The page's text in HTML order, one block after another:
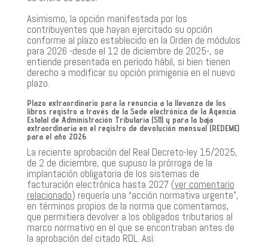
Asimismo, la opción manifestada por los
contribuyentes que hayan ejercitado su opción
conforme al plazo establecido en la Orden de módulos
para 2026 -desde el 12 de diciembre de 2025-, se
entiende presentada en período hábil, si bien tienen
derecho a modificar su opción primigenia en el nuevo
plazo.
Plazo extraordinario para la renuncia a la llevanza de los
libros registro a través de la Sede electrónica de la Agencia
Estatal de Administración Tributaria (SII) y para la baja
extraordinaria en el registro de devolución mensual (REDEME)
para el año 2026
La reciente aprobación del Real Decreto-ley 15/2025,
de 2 de diciembre, que supuso la prórroga de la
implantación obligatoria de los sistemas de
facturación electrónica hasta 2027 (ver comentario
relacionado) requería una “acción normativa urgente”,
en términos propios de la norma que comentamos,
que permitiera devolver a los obligados tributarios al
marco normativo en el que se encontraban antes de
la aprobación del citado RDL. Así: